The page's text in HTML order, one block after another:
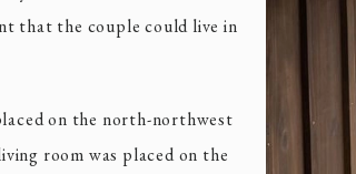
that the couple could live in
on the north-northwest
room was placed on the